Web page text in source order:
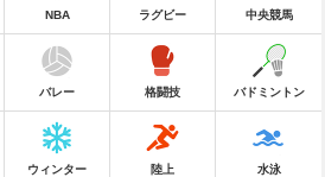
NBA ラグビー 中央競馬
バレー 格闘技 バドミントン
ウィンター 陸上 水泳